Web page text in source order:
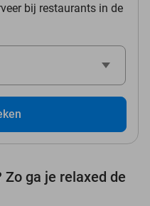
bij restaurants in de
ga je relaxed de